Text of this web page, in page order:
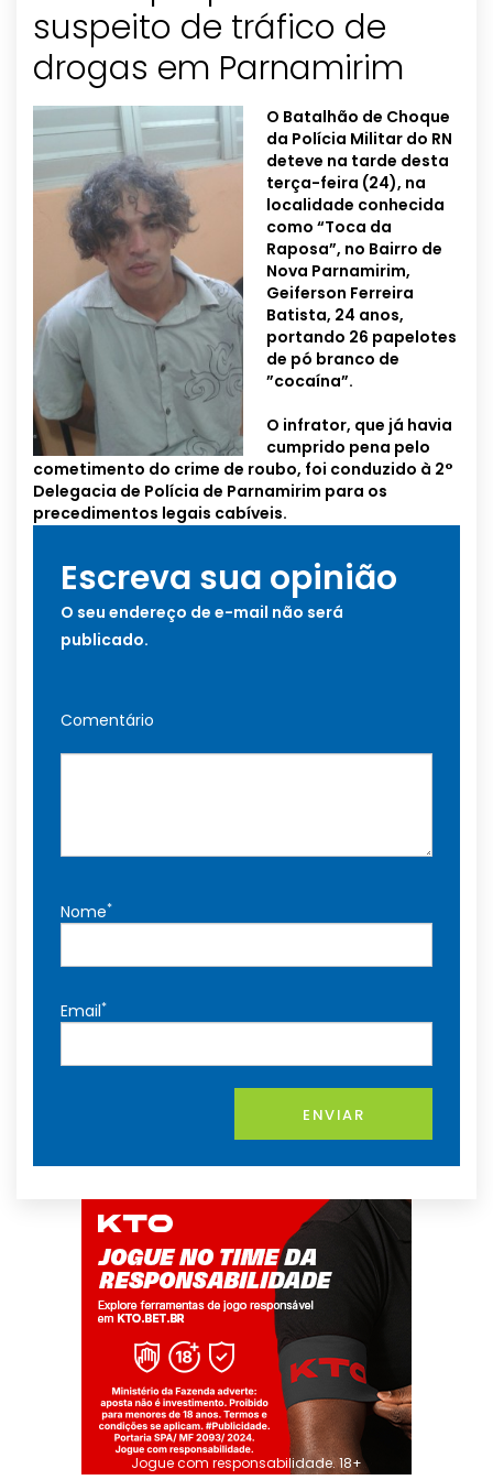
suspeito de tráfico de
O Batalhão de Choque
da Polícia Militar do RN
deteve na tarde desta
terça-feira (24), na
localidade conhecida
como “Toca da
Raposa”, no Bairro de
Nova Parnamirim,
Geiferson Ferreira
Batista, 24 anos,
portando 26 papelotes
de pó branco de
”cocaína”.
O infrator, que já havia
cumprido pena pelo
cometimento do crime de roubo, foi conduzido à 2°
Delegacia de Polícia de Parnamirim para os
precedimentos legais cabíveis.
Escreva sua opinião
O seu endereço de e-mail não será
publicado.
Comentário
Nome*
Email*
ENVIAR
Jogue com responsabilidade. 18+